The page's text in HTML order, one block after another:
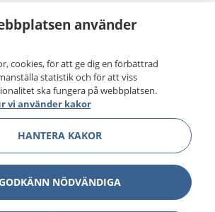
använder
cookies, för att ge dig en förbättrad
statistik och för att viss
ska fungera på webbplatsen.
vi använder kakor
HANTERA KAKOR
NÖDVÄNDIGA